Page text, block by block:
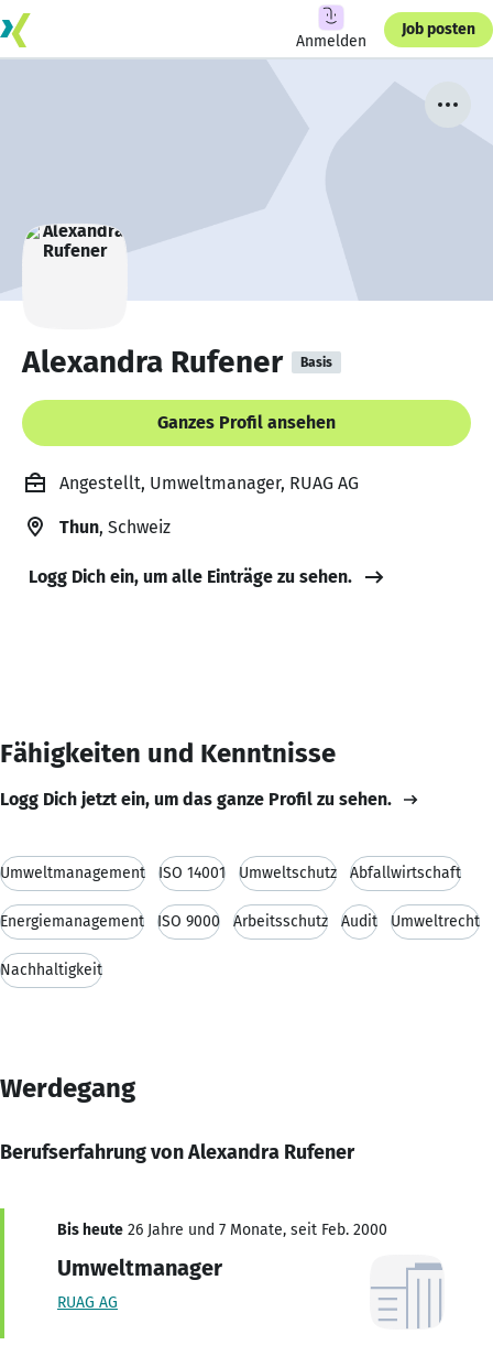
Anmelden
Job posten
Alexandra Rufener Basis
Ganzes Profil ansehen
Angestellt, Umweltmanager, RUAG AG
Thun, Schweiz
Logg Dich ein, um alle Einträge zu sehen.
Fähigkeiten und Kenntnisse
Logg Dich jetzt ein, um das ganze Profil zu sehen.
Umweltmanagement ISO 14001 Umweltschutz Abfallwirtschaft
Energiemanagement ISO 9000 Arbeitsschutz Audit Umweltrecht
Nachhaltigkeit
Werdegang
Berufserfahrung von Alexandra Rufener
Bis heute 26 Jahre und 7 Monate, seit Feb. 2000
Umweltmanager
RUAG AG